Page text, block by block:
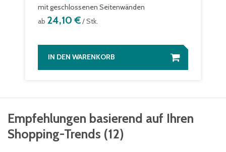
mit geschlossenen Seitenwänden
ab 24,10 €/ Stk.
IN DEN WARENKORB
Empfehlungen basierend auf Ihren
Shopping-Trends (12)